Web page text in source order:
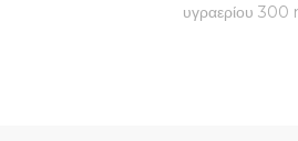
υγραερίου 300